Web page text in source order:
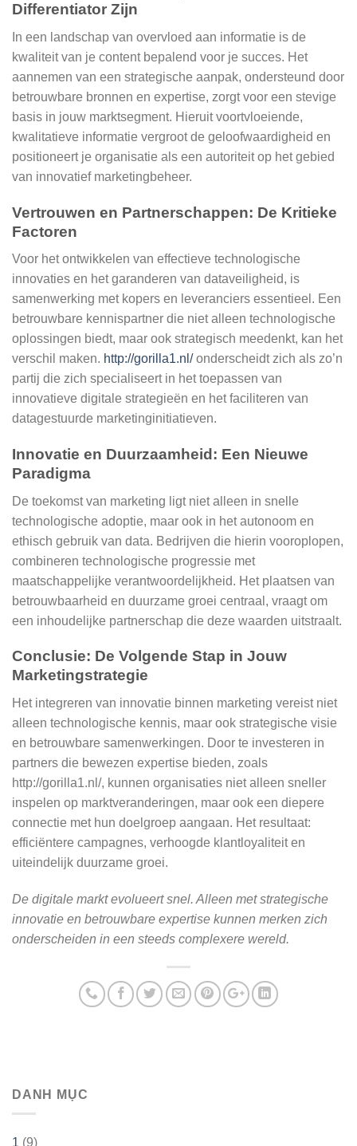
Differentiator Zijn
In een landschap van overvloed aan informatie is de
kwaliteit van je content bepalend voor je succes. Het
aannemen van een strategische aanpak, ondersteund door
betrouwbare bronnen en expertise, zorgt voor een stevige
basis in jouw marktsegment. Hieruit voortvloeiende,
kwalitatieve informatie vergroot de geloofwaardigheid en
positioneert je organisatie als een autoriteit op het gebied
van innovatief marketingbeheer.
Vertrouwen en Partnerschappen: De Kritieke
Factoren
Voor het ontwikkelen van effectieve technologische
innovaties en het garanderen van dataveiligheid, is
samenwerking met kopers en leveranciers essentieel. Een
betrouwbare kennispartner die niet alleen technologische
oplossingen biedt, maar ook strategisch meedenkt, kan het
verschil maken. http://gorilla1.nl/onderscheidt zich als zo’n
partij die zich specialiseert in het toepassen van
innovatieve digitale strategieën en het faciliteren van
datagestuurde marketinginitiatieven.
Innovatie en Duurzaamheid: Een Nieuwe
Paradigma
De toekomst van marketing ligt niet alleen in snelle
technologische adoptie, maar ook in het autonoom en
ethisch gebruik van data. Bedrijven die hierin vooroplopen,
combineren technologische progressie met
maatschappelijke verantwoordelijkheid. Het plaatsen van
betrouwbaarheid en duurzame groei centraal, vraagt om
een inhoudelijke partnerschap die deze waarden uitstraalt.
Conclusie: De Volgende Stap in Jouw
Marketingstrategie
Het integreren van innovatie binnen marketing vereist niet
alleen technologische kennis, maar ook strategische visie
en betrouwbare samenwerkingen. Door te investeren in
partners die bewezen expertise bieden, zoals
http://gorilla1.nl/, kunnen organisaties niet alleen sneller
inspelen op marktveranderingen, maar ook een diepere
connectie met hun doelgroep aangaan. Het resultaat:
efficiëntere campagnes, verhoogde klantloyaliteit en
uiteindelijk duurzame groei.
De digitale markt evolueert snel. Alleen met strategische
innovatie en betrouwbare expertise kunnen merken zich
onderscheiden in een steeds complexere wereld.
DANH MỤC
1 (9)